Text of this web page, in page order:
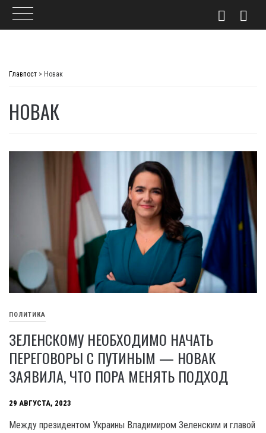
Главпост > Новак
НОВАК
ПОЛИТИКА
ЗЕЛЕНСКОМУ НЕОБХОДИМО НАЧАТЬ
ПЕРЕГОВОРЫ С ПУТИНЫМ — НОВАК
ЗАЯВИЛА, ЧТО ПОРА МЕНЯТЬ ПОДХОД
29 АВГУСТА, 2023
Между президентом Украины Владимиром Зеленским и главой